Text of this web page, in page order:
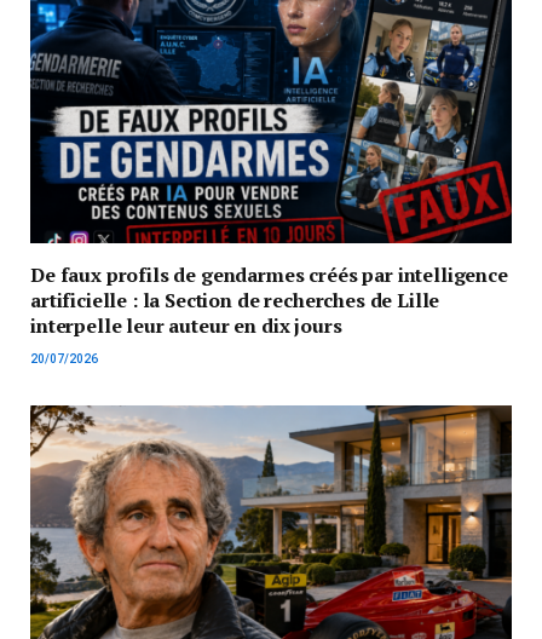
De faux profils de gendarmes créés par intelligence
artificielle : la Section de recherches de Lille
interpelle leur auteur en dix jours
20/07/2026